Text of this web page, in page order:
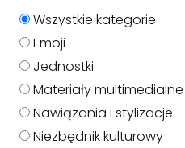
Wszystkie kategorie
Emoji
Jednostki
Materiały multimedialne
Nawiązania i stylizacje
Niezbędnik kulturowy